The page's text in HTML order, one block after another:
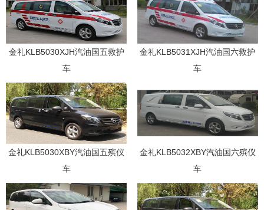
金礼KLB5030XJH汽油国五救护
车
金礼KLB5031XJH汽油国六救护
车
金礼KLB5030XBY汽油国五殡仪
车
金礼KLB5032XBY汽油国六殡仪
车